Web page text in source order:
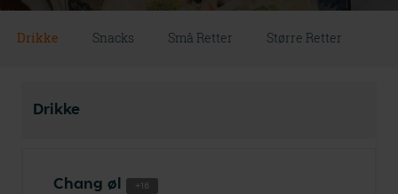
Drikke Snacks Små Retter Større Retter
Drikke
Chang øl +16